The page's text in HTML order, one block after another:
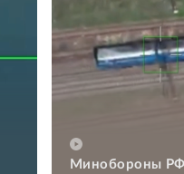
Минобороны РФ